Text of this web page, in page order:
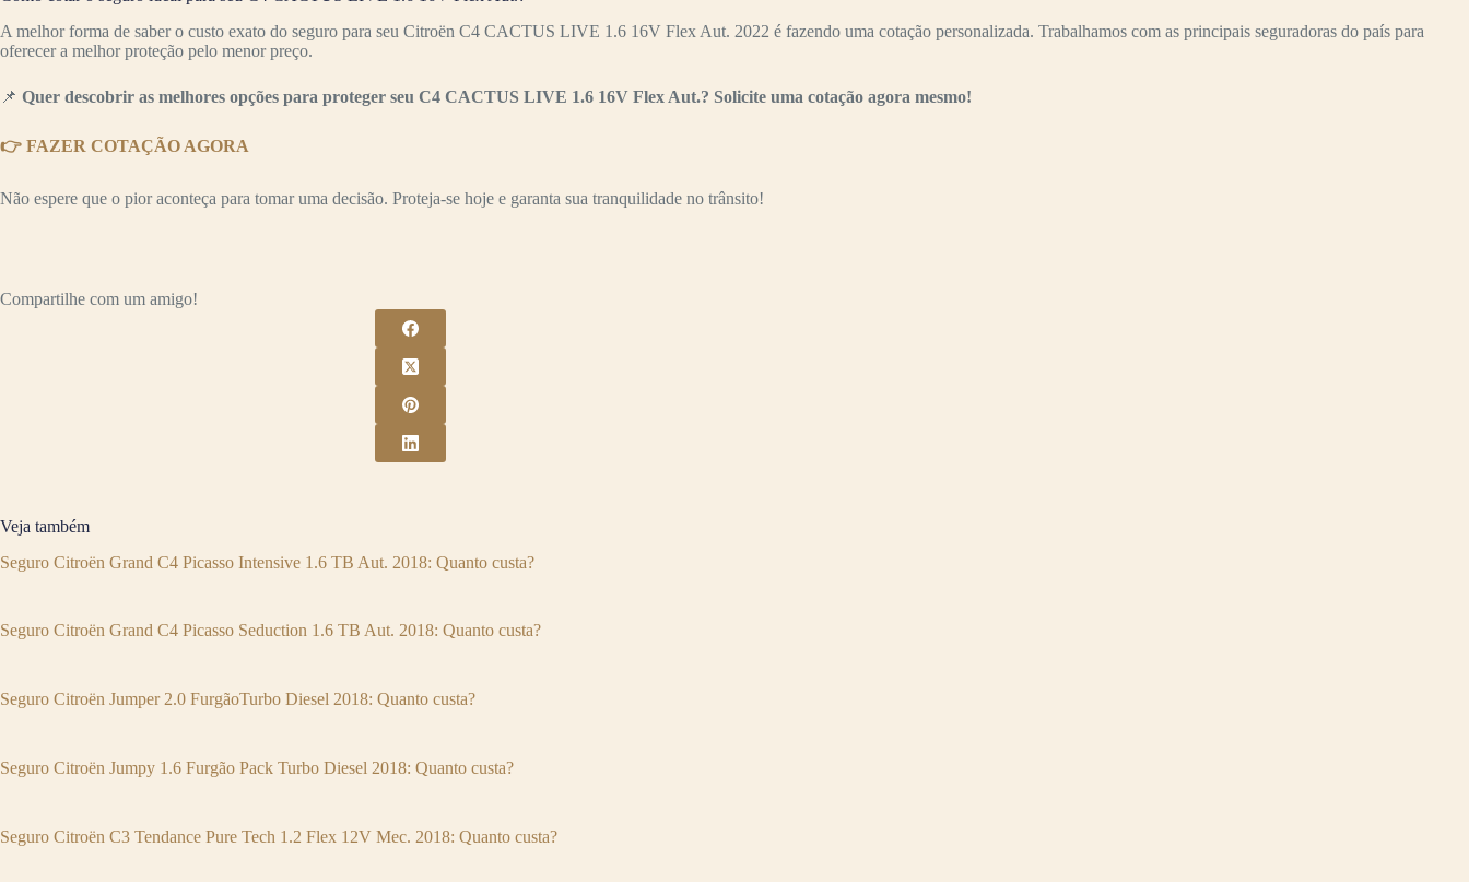
A melhor forma de saber o custo exato do seguro para seu Citroën C4 CACTUS LIVE 1.6 16V Flex Aut. 2022 é fazendo uma cotação personalizada. Trabalhamos com as principais seguradoras do país para
oferecer a melhor proteção pelo menor preço.
📌 Quer descobrir as melhores opções para proteger seu C4 CACTUS LIVE 1.6 16V Flex Aut.? Solicite uma cotação agora mesmo!
👉 FAZER COTAÇÃO AGORA
Não espere que o pior aconteça para tomar uma decisão. Proteja-se hoje e garanta sua tranquilidade no trânsito!
Compartilhe com um amigo!
Veja também
Seguro Citroën Grand C4 Picasso Intensive 1.6 TB Aut. 2018: Quanto custa?
Seguro Citroën Grand C4 Picasso Seduction 1.6 TB Aut. 2018: Quanto custa?
Seguro Citroën Jumper 2.0 FurgãoTurbo Diesel 2018: Quanto custa?
Seguro Citroën Jumpy 1.6 Furgão Pack Turbo Diesel 2018: Quanto custa?
Seguro Citroën C3 Tendance Pure Tech 1.2 Flex 12V Mec. 2018: Quanto custa?